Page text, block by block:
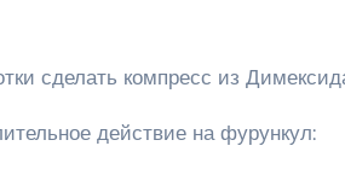
сделать компресс из
действие на фурункул: